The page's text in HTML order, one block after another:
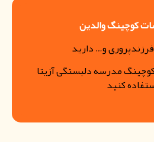
کوچینگ والدین
و… دارید
مدرسه دلبستگی آزیتا
کنید